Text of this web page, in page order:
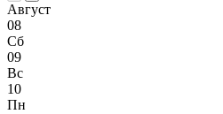
Август
08
Сб
09
Вс
10
Пн